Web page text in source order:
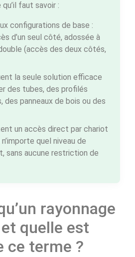
faut savoir :
configurations de base :
d’un seul côté, adossée à
(accès des deux côtés,
la seule solution efficace
des tubes, des profilés
des panneaux de bois ou des
un accès direct par chariot
quel niveau de
sans aucune restriction de
rayonnage
quelle est
ce terme ?